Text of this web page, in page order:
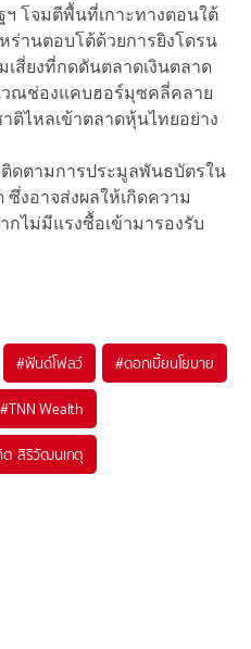
ฯ โจมตีพื้นที่เกาะทางตอนใต้
านตอบโต้ด้วยการยิงโดรน
เสี่ยงที่กดดันตลาดเงินตลาด
ณช่องแคบฮอร์มุซคลี่คลาย
ติไหลเข้าตลาดหุ้นไทยอย่าง
ดตามการประมูลพันธบัตรใน
งอาจส่งผลให้เกิดความ
กไม่มีแรงซื้อเข้ามารองรับ
#ฟันด์โฟลว์ #ดอกเบี้ยนโยบาย
#TNN Wealth
ต สิริวัฒนเกตุ